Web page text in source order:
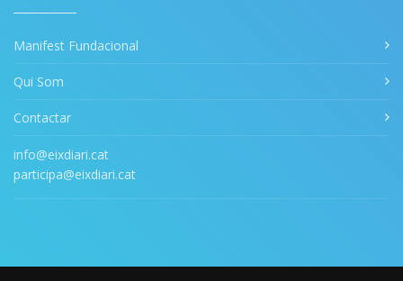
Manifest Fundacional
Qui Som
Contactar
info@eixdiari.cat
participa@eixdiari.cat